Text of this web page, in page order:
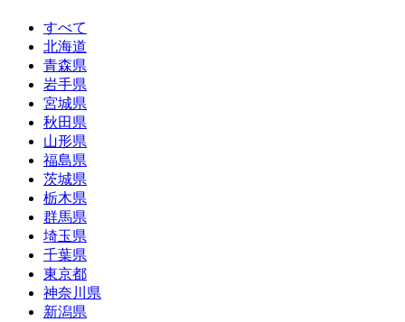
すべて
北海道
青森県
岩手県
宮城県
秋田県
山形県
福島県
茨城県
栃木県
群馬県
埼玉県
千葉県
東京都
神奈川県
新潟県